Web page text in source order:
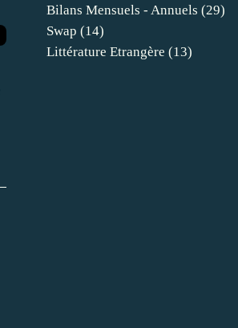
Bilans Mensuels - Annuels (29)
Swap (14)
Littérature Etrangère (13)